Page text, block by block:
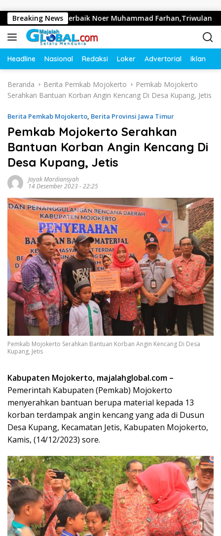
Breaking News
Terbaik Noer Muhammad Farhan,Triwulan II 2026 Raih
Headline Nasional Redaksi Loker Advertorial Iklan
Beranda Berita Pemkab Mojokerto
Pemkab Mojokerto
Serahkan Bantuan Korban Angin Kencang Di Desa Kupang, Jetis
Berita Pemkab Mojokerto, Berita Provinsi Jawa Timur
Pemkab Mojokerto Serahkan
Bantuan Korban Angin Kencang Di
Desa Kupang, Jetis
Jayak Mardiansyah
14 Desember 2023 - 22:25
Pemkab Mojokerto Serahkan Bantuan Korban Angin Kencang Di Desa
Kupang, Jetis
Kabupaten Mojokerto, majalahglobal.com –
Pemerintah Kabupaten (Pemkab) Mojokerto
menyerahkan bantuan berupa material kepada 13
korban terdampak angin kencang yang ada di Dusun
Desa Kupang, Kecamatan Jetis, Kabupaten Mojokerto,
Kamis, (14/12/2023) sore.